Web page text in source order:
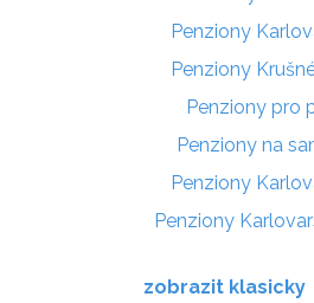
Penziony
Penziony
Penziony pro
Penziony na
Penziony
Penziony
zobrazit klasicky